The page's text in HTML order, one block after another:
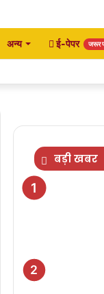
अन्य ई-पेपर जरूर
बड़ी खबर